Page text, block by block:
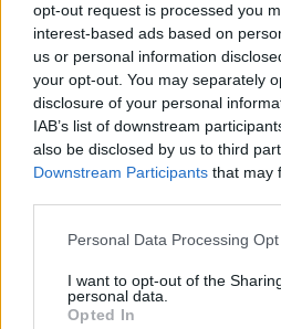
opt-out request is processed you
interest-based ads based on
us or personal information
your opt-out. You may separately
disclosure of your personal
IAB’s list of downstream
also be disclosed by us to third
Downstream Participants that may
Personal Data Processing
I want to opt-out of the
personal data.
Opted In
Mam planowany zabieg
miesięcy. Ze względu na
mam nieregularne
mam zabieg a pojawiła mi
podczas lekkich plamień
można wykonać
Forum:
Ginekologia -
pacjentki